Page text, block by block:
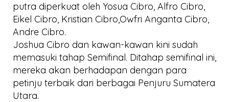
putra diperkuat oleh Yosua Cibro, Alfro Cibro,
Eikel Cibro, Kristian Cibro,Owfri Anganta Cibro,
Andre Cibro.
Joshua Cibro dan kawan-kawan kini sudah
memasuki tahap Semifinal. Ditahap semifinal ini,
mereka akan berhadapan dengan para
petinju terbaik dari berbagai Penjuru Sumatera
Utara.